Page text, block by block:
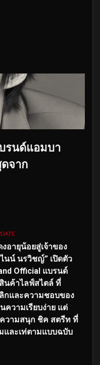
รนด์แอมบา
จาก
อายุน้อยสู่เจ้าของ
ไนน์ นรวิชญ์” เปิดตัว
Official แบรนด์
นค้าไลฟ์สไตล์ ที่
กและความชอบของ
ความเรียบง่าย แต่
วามสนุก ชิค สตรีท ที่
และเท่ตามแบบฉบับ